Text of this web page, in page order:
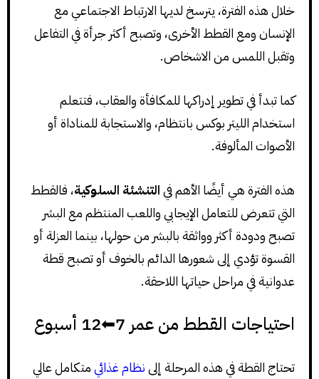
خلال هذه الفترة، يترسخ لديها الارتباط الاجتماعي مع
الإنسان ومع القطط الأخرى، وتصبح أكثر جرأة في التفاعل
وتقبل اللمس من الاشخاص.
كما تبدأ في تطوير إدراكها للمكافأة والعقاب، فتتعلم
استخدام الليتر بوكس بانتظام، والاستجابة للمناداة أو
الأصوات المألوفة.
هذه الفترة هي أيضًا الأهم فيالتنشئة السلوكية، فالقطط
التي تتعرض للتعامل الإيجابي واللعب المنتظم مع البشر
تصبح ودودة أكثر وواثقة بالبشر من حولها، بينما العزلة أو
القسوة تؤدي إلى شعورها الدائم بالخوف أو تصبح قطة
عدوانية في مراحل حياتها اللاحقة.
احتياجات القطط من عمر 7⬅12 أسبوع
تحتاج القطة في هذه المرحلة إلىنظام غذائيمتكامل عالي